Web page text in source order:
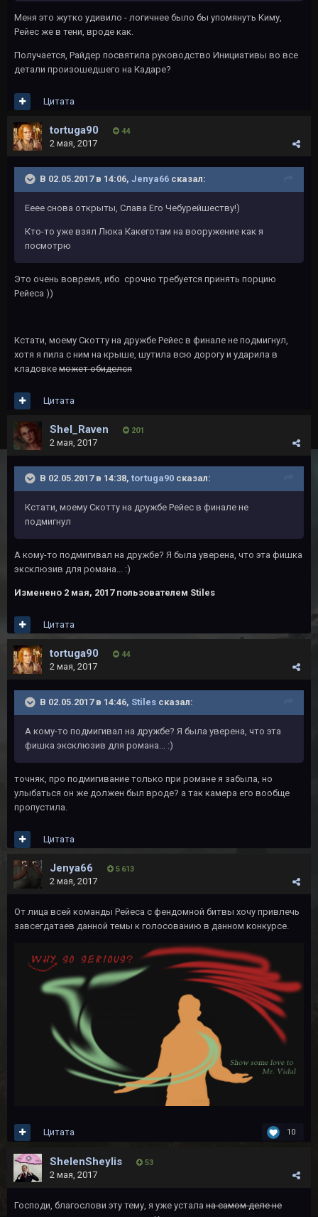
Меня это жутко удивило - логичнее было бы упомянуть Киму,
Рейес же в тени, вроде как.
Получается, Райдер посвятила руководство Инициативы во все
детали произошедшего на Кадаре?
Цитата
tortuga90 44
2 мая, 2017
В 02.05.2017 в 14:06, Jenya66 сказал:
Ееее снова открыты, Слава Его Чебурейшеству!)
Кто-то уже взял Люка Какеготам на вооружение как я
посмотрю
Это очень вовремя, ибо срочно требуется принять порцию
Рейеса ))
Кстати, моему Скотту на дружбе Рейес в финале не подмигнул,
хотя я пила с ним на крыше, шутила всю дорогу и ударила в
кладовке может обиделся
Цитата
Shel_Raven 201
2 мая, 2017
В 02.05.2017 в 14:38, tortuga90 сказал:
Кстати, моему Скотту на дружбе Рейес в финале не
подмигнул
А кому-то подмигивал на дружбе? Я была уверена, что эта фишка
эксклюзив для романа... :)
Изменено 2 мая, 2017пользователем Stiles
Цитата
tortuga90 44
2 мая, 2017
В 02.05.2017 в 14:46, Stiles сказал:
А кому-то подмигивал на дружбе? Я была уверена, что эта
фишка эксклюзив для романа... :)
точняк, про подмигивание только при романе я забыла, но
улыбаться он же должен был вроде? а так камера его вообще
пропустила.
Цитата
Jenya66 5 613
2 мая, 2017
От лица всей команды Рейеса с фендомной битвы хочу привлечь
завсегдатаев данной темы к голосованию в данном конкурсе.
10
Цитата
ShelenSheylis 53
2 мая, 2017
Господи, благослови эту тему, я уже устала на самом деле не